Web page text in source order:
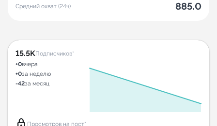
Средний охват (24ч) 885.0
15.5KПодписчиков*
+0вчера
+0за неделю
-42за месяц
Просмотров на пост*